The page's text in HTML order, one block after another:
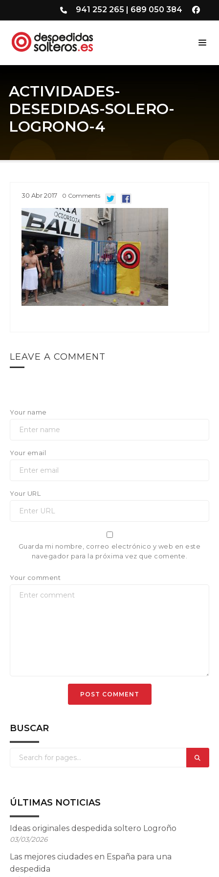
941 252 265 | 689 050 384
ACTIVIDADES-
DESEDIDAS-SOLERO-
LOGRONO-4
30 Abr2017 0 Comments
LEAVE A COMMENT
Your name
Your email
Your URL
Guarda mi nombre, correo electrónico y web en este
navegador para la próxima vez que comente.
Your comment
BUSCAR
ÚLTIMAS NOTICIAS
Ideas originales despedida soltero Logroño
03/03/2026
Las mejores ciudades en España para una
despedida